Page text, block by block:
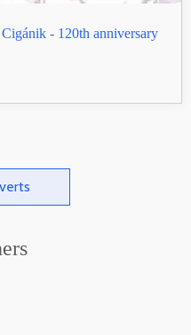
- 120th anniversary